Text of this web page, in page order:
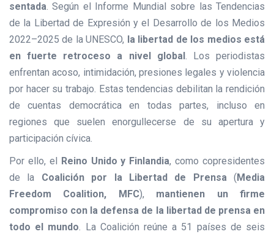
sentada. Según el Informe Mundial sobre las Tendencias
de la Libertad de Expresión y el Desarrollo de los Medios
2022–2025 de la UNESCO, la libertad de los medios está
en fuerte retroceso a nivel global . Los periodistas
enfrentan acoso, intimidación, presiones legales y violencia
por hacer su trabajo. Estas tendencias debilitan la rendición
de cuentas democrática en todas partes, incluso en
regiones que suelen enorgullecerse de su apertura y
participación cívica.
Por ello, el
Reino Unido y Finlandia, como copresidentes
de la Coalición por la Libertad de Prensa( Media
Freedom Coalition, MFC), mantienen un firme
compromiso con la defensa de la libertad de prensa en
todo el mundo. La Coalición reúne a 51 países de seis